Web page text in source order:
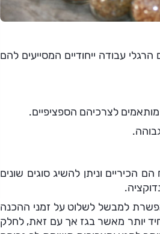
עבודה ייחודיים המסייעים להם
לצרכיהם הספציפיים.
וניתן להשיג סוגים שונים
למבשל לשלוט על זמני ההכנה
יותר מאשר בגז אך עם זאת, לחלק